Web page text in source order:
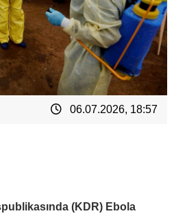
06.07.2026, 18:57
(KDR) Ebola